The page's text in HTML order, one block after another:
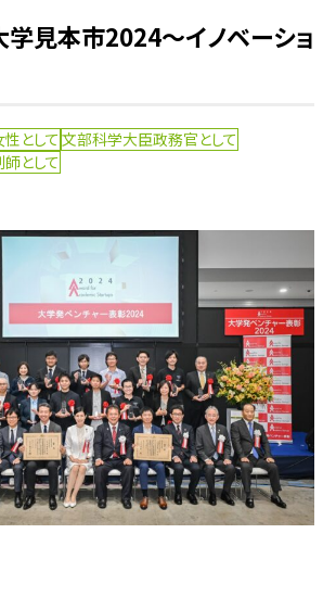
見本市2024～イノベーショ
性として 文部科学大臣政務官として
として